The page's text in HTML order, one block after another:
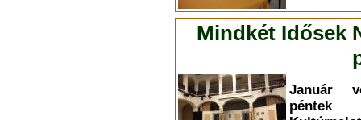
Mindkét Idősek
Január